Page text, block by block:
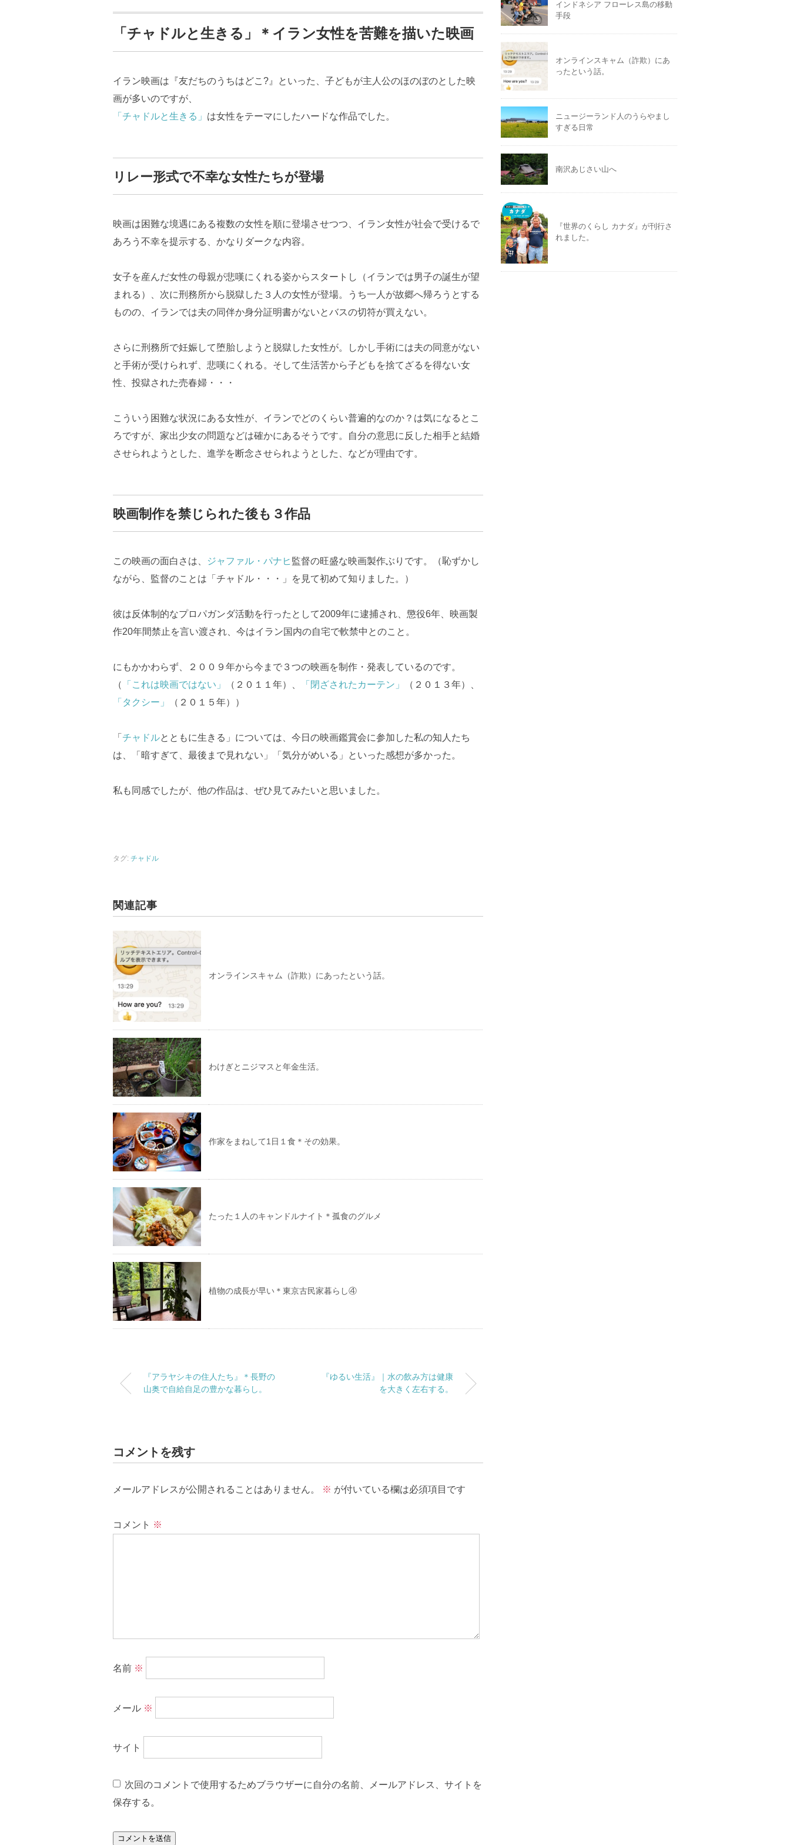
「チャドルと生きる」＊イラン女性を苦難を描いた映画
イラン映画は『友だちのうちはどこ?』といった、子どもが主人公のほのぼのとした映
画が多いのですが、
「チャドルと生きる」 は女性をテーマにしたハードな作品でした。
リレー形式で不幸な女性たちが登場
映画は困難な境遇にある複数の女性を順に登場させつつ、イラン女性が社会で受けるで
あろう不幸を提示する、かなりダークな内容。
女子を産んだ女性の母親が悲嘆にくれる姿からスタートし（イランでは男子の誕生が望
まれる）、次に刑務所から脱獄した３人の女性が登場。うち一人が故郷へ帰ろうとする
ものの、イランでは夫の同伴か身分証明書がないとバスの切符が買えない。
さらに刑務所で妊娠して堕胎しようと脱獄した女性が。しかし手術には夫の同意がない
と手術が受けられず、悲嘆にくれる。そして生活苦から子どもを捨てざるを得ない女
性、投獄された売春婦・・・
こういう困難な状況にある女性が、イランでどのくらい普遍的なのか？は気になるとこ
ろですが、家出少女の問題などは確かにあるそうです。自分の意思に反した相手と結婚
させられようとした、進学を断念させられようとした、などが理由です。
映画制作を禁じられた後も３作品
この映画の面白さは、 ジャファル・パナヒ 監督の旺盛な映画製作ぶりです。（恥ずかし
ながら、監督のことは「チャドル・・・」を見て初めて知りました。）
彼は反体制的なプロパガンダ活動を行ったとして2009年に逮捕され、懲役6年、映画製
作20年間禁止を言い渡され、今はイラン国内の自宅で軟禁中とのこと。
にもかかわらず、２００９年から今まで３つの映画を制作・発表しているのです。
（
「これは映画ではない」 （２０１１年）、 「閉ざされたカーテン」
（２０１３年）、
「タクシー」
（２０１５年））
「 チャドルとともに生きる」については、今日の映画鑑賞会に参加した私の知人たち
は、「暗すぎて、最後まで見れない」「気分がめいる」といった感想が多かった。
私も同感でしたが、他の作品は、ぜひ見てみたいと思いました。
タグ: チャドル
関連記事
オンラインスキャム（詐欺）にあったという話。
わけぎとニジマスと年金生活。
作家をまねして1日１食＊その効果。
たった１人のキャンドルナイト＊孤食のグルメ
植物の成長が早い＊東京古民家暮らし④
『アラヤシキの住人たち』＊長野の
山奥で自給自足の豊かな暮らし。
『ゆるい生活』｜水の飲み方は健康
を大きく左右する。
コメントを残す
メールアドレスが公開されることはありません。 ※ が付いている欄は必須項目です
コメント ※
名前 ※
メール ※
サイト
次回のコメントで使用するためブラウザーに自分の名前、メールアドレス、サイトを
保存する。
インドネシア フローレス島の移動
手段
オンラインスキャム（詐欺）にあ
ったという話。
ニュージーランド人のうらやまし
すぎる日常
南沢あじさい山へ
『世界のくらし カナダ』が刊行さ
れました。